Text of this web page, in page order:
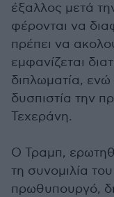
έξαλλος μετά
φέρονται να
πρέπει να
εμφανίζεται
διπλωματία, ενώ
δυσπιστία την
Τεχεράνη.
Ο Τραμπ,
τη συνομιλία
πρωθυπουργό,